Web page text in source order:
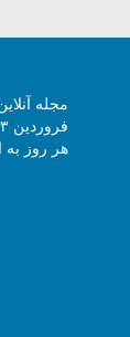
هر روز به